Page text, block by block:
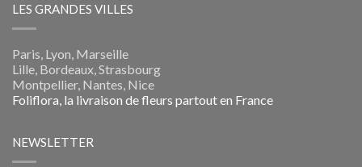
LES GRANDES VILLES
Paris, Lyon, Marseille
Lille, Bordeaux, Strasbourg
Montpellier, Nantes, Nice
Foliflora, la livraison de fleurs partout en France
NEWSLETTER